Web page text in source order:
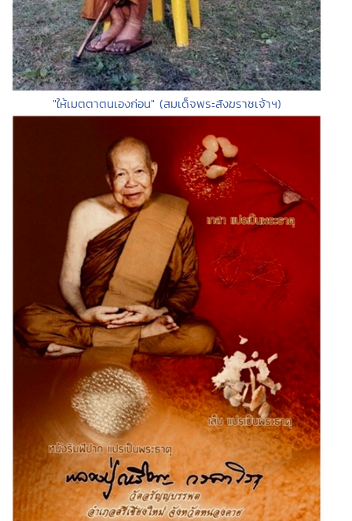
"ให้เมตตาตนเองก่อน" (สมเด็จพระสังฆราชเจ้าฯ)